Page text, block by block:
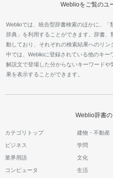
Weblioをご覧のユ
Weblioでは、統合型辞書検索のほかに、
辞典」を利用することができます。辞書
動しており、それぞれの検索結果へのリ
中では、Weblioに登録されている他のキー
解説文で登場した分からないキーワード
果を表示することができます。
Weblio辞書
カテゴリトップ 建物・不動産
ビジネス 学問
業界用語 文化
コンピュータ 生活